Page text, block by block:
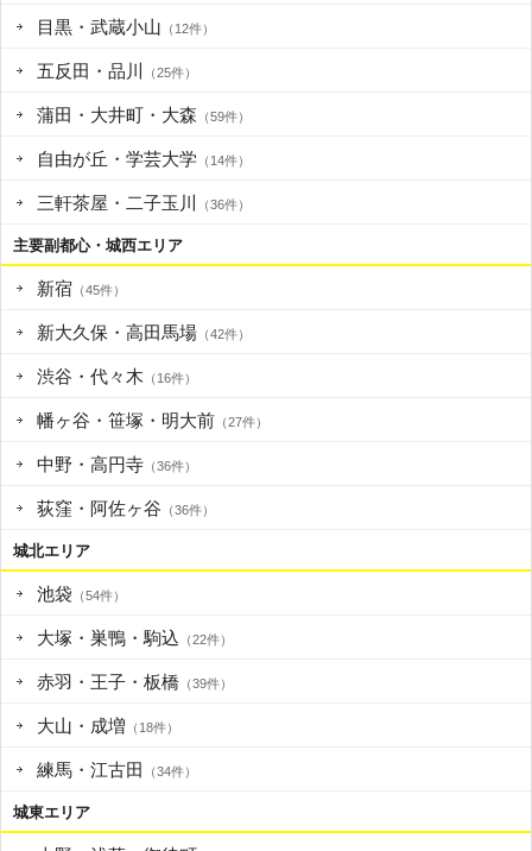
目黒・武蔵小山 （12件）
五反田・品川 （25件）
蒲田・大井町・大森 （59件）
自由が丘・学芸大学 （14件）
三軒茶屋・二子玉川 （36件）
主要副都心・城西エリア
新宿 （45件）
新大久保・高田馬場 （42件）
渋谷・代々木 （16件）
幡ヶ谷・笹塚・明大前 （27件）
中野・高円寺 （36件）
荻窪・阿佐ヶ谷 （36件）
城北エリア
池袋 （54件）
大塚・巣鴨・駒込 （22件）
赤羽・王子・板橋 （39件）
大山・成増 （18件）
練馬・江古田 （34件）
城東エリア